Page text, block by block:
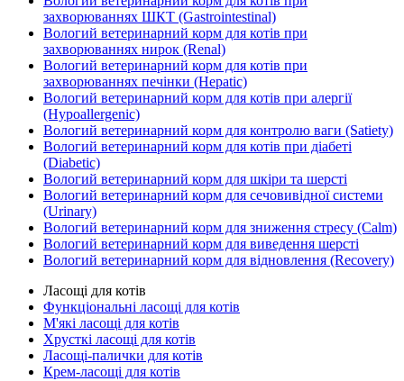
захворюваннях ШКТ (Gastrointestinal)
Вологий ветеринарний корм для котів при
захворюваннях нирок (Renal)
Вологий ветеринарний корм для котів при
захворюваннях печінки (Hepatic)
Вологий ветеринарний корм для котів при алергії
(Hypoallergenic)
Вологий ветеринарний корм для контролю ваги (Satiety)
Вологий ветеринарний корм для котів при діабеті
(Diabetic)
Вологий ветеринарний корм для шкіри та шерсті
Вологий ветеринарний корм для сечовивідної системи
(Urinary)
Вологий ветеринарний корм для зниження стресу (Calm)
Вологий ветеринарний корм для виведення шерсті
Вологий ветеринарний корм для відновлення (Recovery)
Ласощі для котів
Функціональні ласощі для котів
М'які ласощі для котів
Хрусткі ласощі для котів
Ласощі-палички для котів
Крем-ласощі для котів